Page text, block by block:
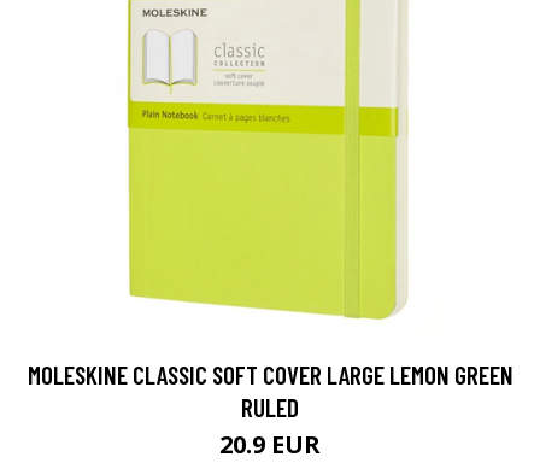
MOLESKINE CLASSIC SOFT COVER LARGE LEMON GREEN
RULED
20.9 EUR